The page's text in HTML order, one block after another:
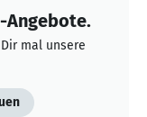
Angebote.
mal unsere